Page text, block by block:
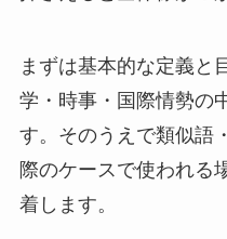
まずは基本的な定義と
学・時事・国際情勢の
す。そのうえで類似語
際のケースで使われる
着します。